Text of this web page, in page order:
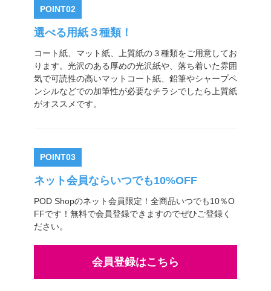
挨拶状
その他商品
POINT02
選べる用紙３種類！
コート紙、マット紙、上質紙の３種類をご用意してお
ります。光沢のある厚めの光沢紙や、落ち着いた雰囲
気で可読性の高いマットコート紙、鉛筆やシャープペ
ンシルなどでの加筆性が必要なチラシでしたら上質紙
がオススメです。
POINT03
ネット会員ならいつでも10%OFF
POD Shopのネット会員限定！全商品いつでも10％O
FFです！無料で会員登録できますのでぜひご登録く
ださい。
会員登録はこちら